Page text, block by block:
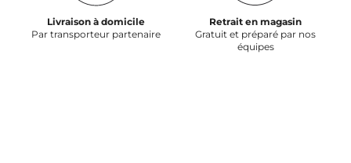
Livraison à domicile
Par transporteur partenaire
Retrait en magasin
Gratuit et préparé par nos
équipes